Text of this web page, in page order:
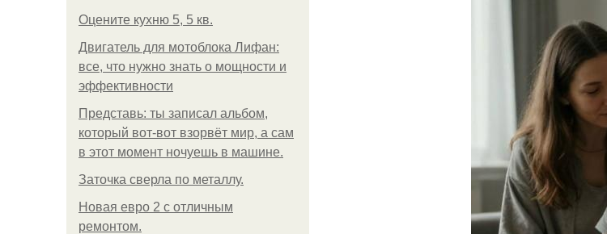
Оцените кухню 5, 5 кв.
Двигатель для мотоблока Лифан:
все, что нужно знать о мощности и
эффективности
Представь: ты записал альбом,
который вот-вот взорвёт мир, а сам
в этот момент ночуешь в машине.
Заточка сверла по металлу.
Новая евро 2 с отличным
ремонтом.